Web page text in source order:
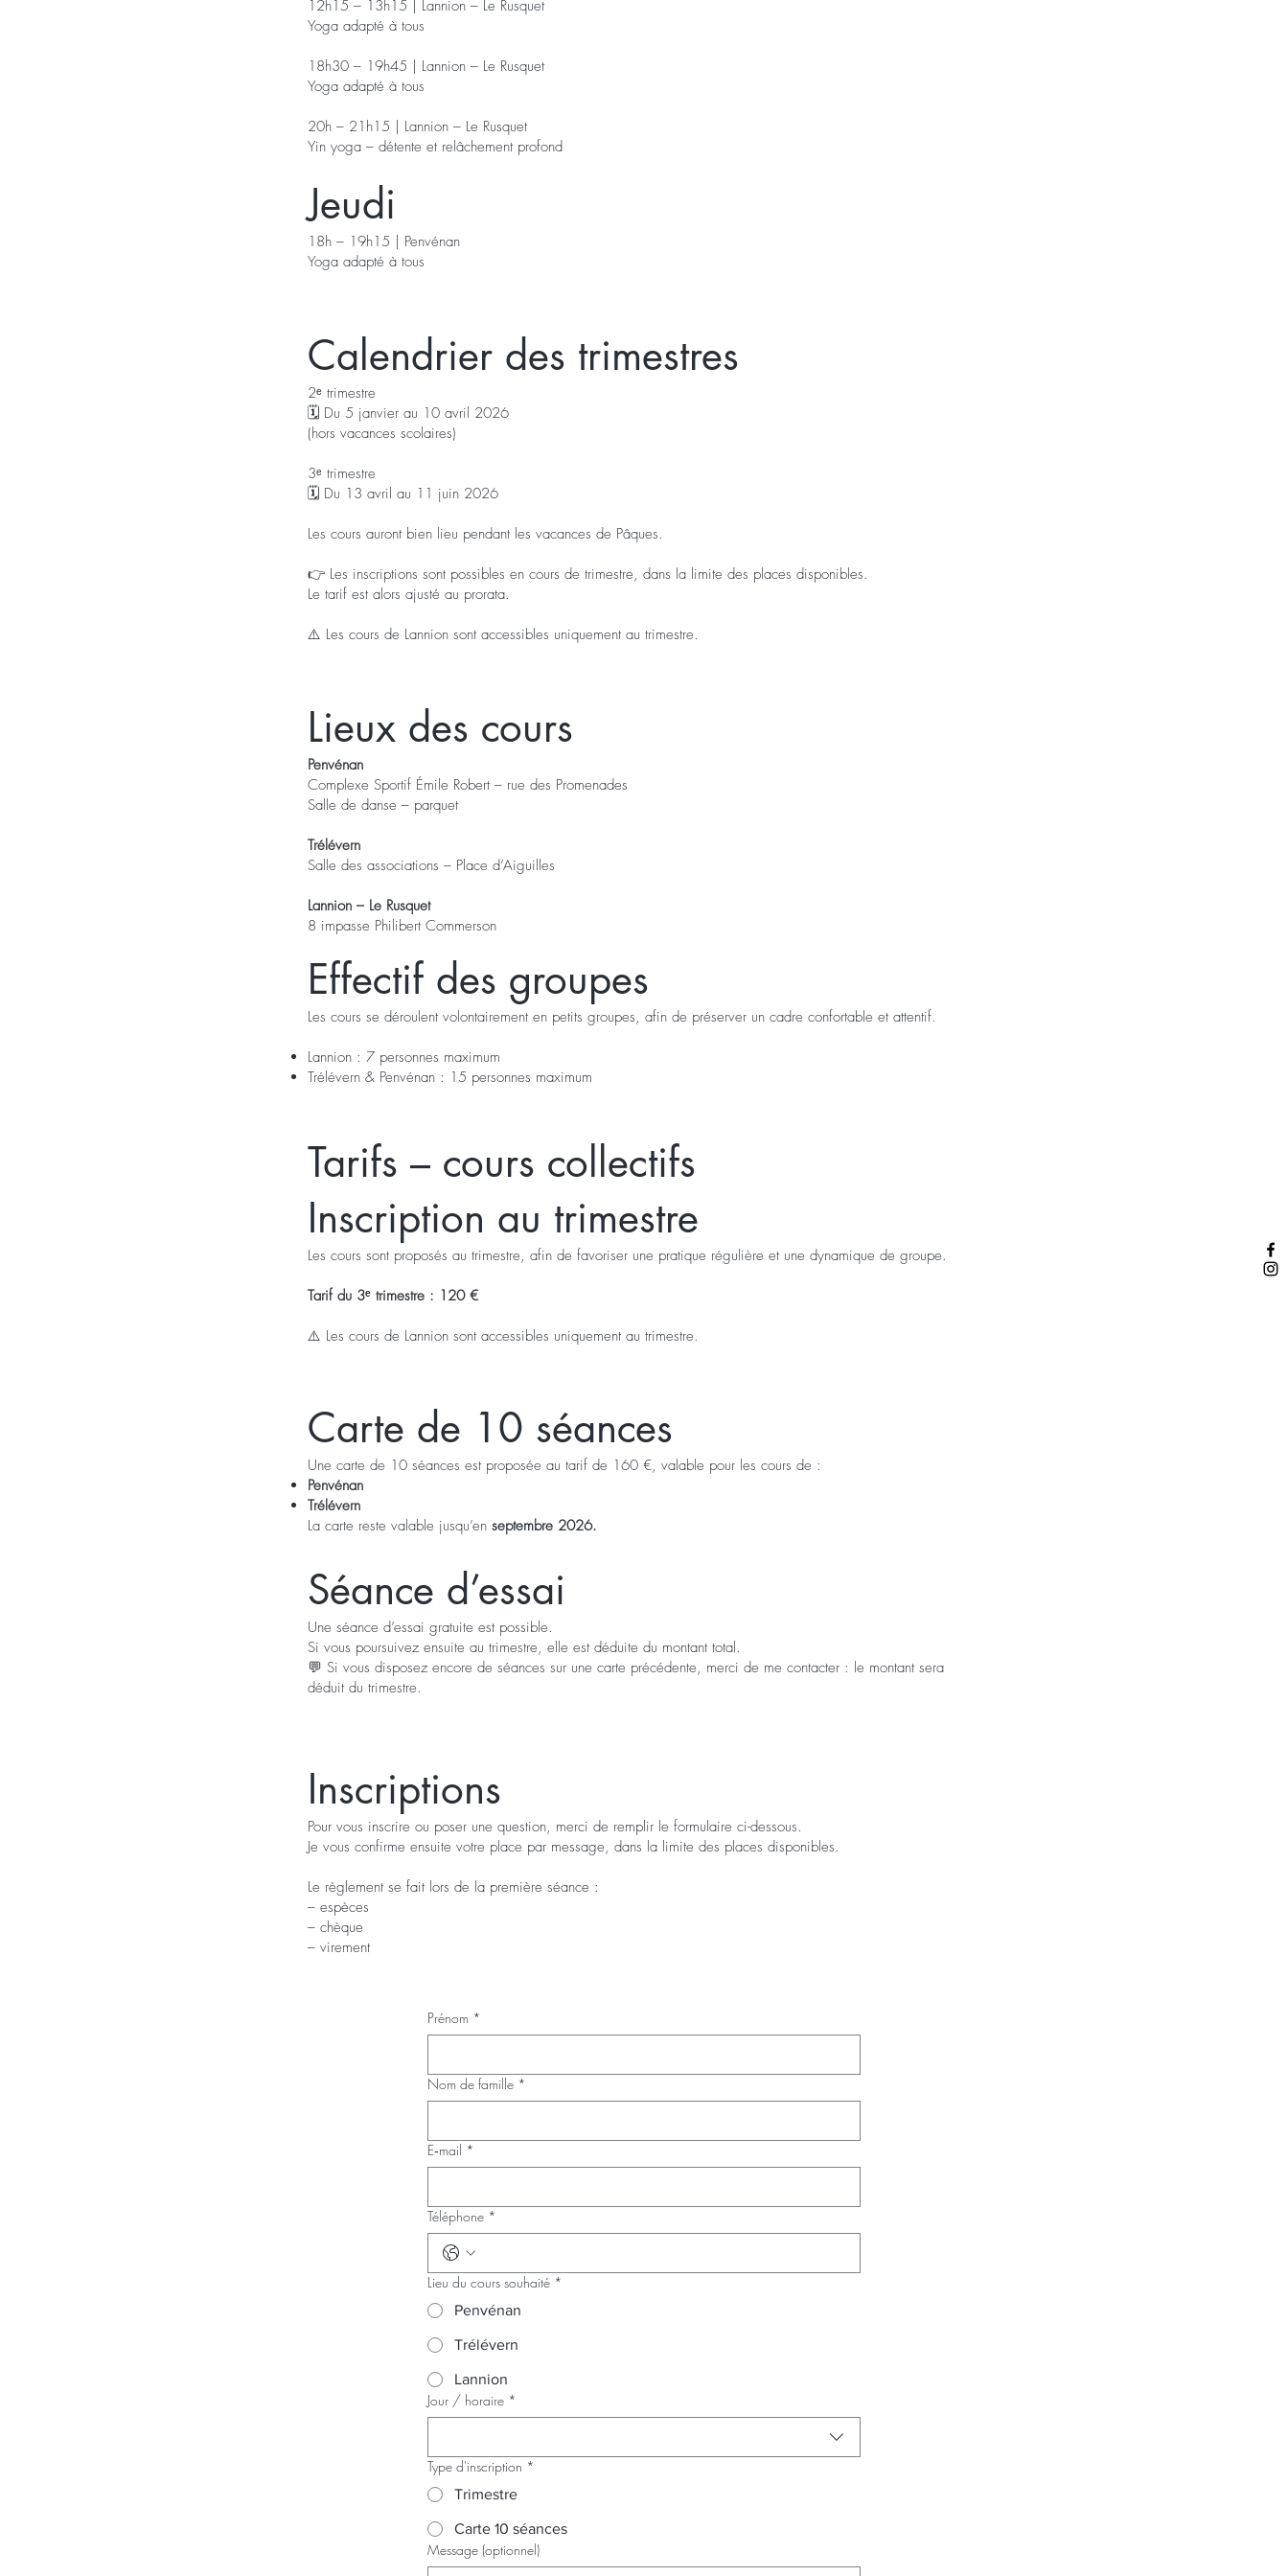
12h15 – 13h15 | Lannion – Le Rusquet
Yoga adapté à tous
18h30 – 19h45 | Lannion – Le Rusquet
Yoga adapté à tous
20h – 21h15 | Lannion – Le Rusquet
Yin yoga – détente et relâchement profond
Jeudi
18h – 19h15 | Penvénan
Yoga adapté à tous
Calendrier des trimestres
2ᵉ trimestre
🗓️ Du 5 janvier au 10 avril 2026
(hors vacances scolaires)
3ᵉ trimestre
🗓️ Du 13 avril au 11 juin 2026
Les cours auront bien lieu pendant les vacances de Pâques.
👉 Les inscriptions sont possibles en cours de trimestre, dans la limite des places disponibles.
Le tarif est alors ajusté au prorata.
⚠️ Les cours de Lannion sont accessibles uniquement au trimestre.
Lieux des cours
Penvénan
Complexe Sportif Émile Robert – rue des Promenades
Salle de danse – parquet
Trélévern
Salle des associations – Place d’Aiguilles
Lannion – Le Rusquet
8 impasse Philibert Commerson
Effectif des groupes
Les cours se déroulent volontairement en petits groupes, afin de préserver un cadre confortable et attentif.
Lannion : 7 personnes maximum
Trélévern & Penvénan : 15 personnes maximum
Tarifs – cours collectifs
Inscription au trimestre
Les cours sont proposés au trimestre, afin de favoriser une pratique régulière et une dynamique de groupe.
Tarif du 3ᵉ trimestre : 120 €
⚠️ Les cours de Lannion sont accessibles uniquement au trimestre.
Carte de 10 séances
Une carte de 10 séances est proposée au tarif de 160 €, valable pour les cours de :
Penvénan
Trélévern
La carte reste valable jusqu’en septembre 2026.
Séance d’essai
Une séance d’essai gratuite est possible.
Si vous poursuivez ensuite au trimestre, elle est déduite du montant total.
💬 Si vous disposez encore de séances sur une carte précédente, merci de me contacter : le montant sera
déduit du trimestre.
Inscriptions
Pour vous inscrire ou poser une question, merci de remplir le formulaire ci-dessous.
Je vous confirme ensuite votre place par message, dans la limite des places disponibles.
Le règlement se fait lors de la première séance :
– espèces
– chèque
– virement
Prénom *
Nom de famille *
E‑mail *
Téléphone *
Lieu du cours souhaité *
Penvénan
Trélévern
Lannion
Jour / horaire *
Type d'inscription *
Trimestre
Carte 10 séances
Message (optionnel)